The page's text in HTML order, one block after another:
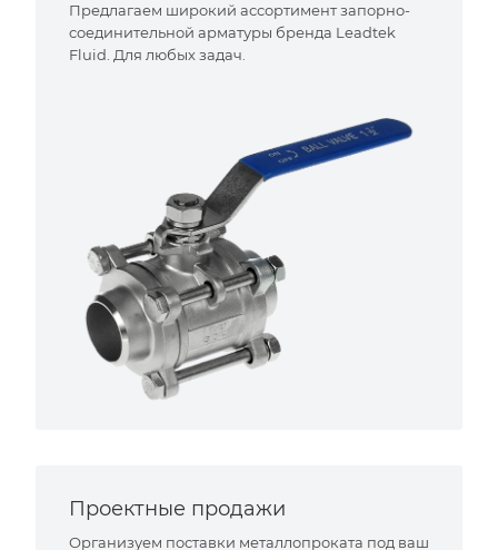
Предлагаем широкий ассортимент запорно-
соединительной арматуры бренда Leadtek
Fluid. Для любых задач.
Проектные продажи
Организуем поставки металлопроката под ваш